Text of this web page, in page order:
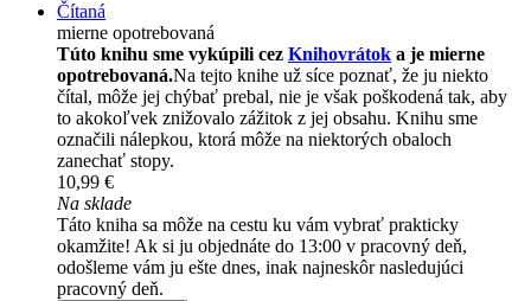
Čítaná
mierne opotrebovaná
Túto knihu sme vykúpili cez Knihovrátok a je mierne
opotrebovaná.Na tejto knihe už síce poznať, že ju niekto
čítal, môže jej chýbať prebal, nie je však poškodená tak, aby
to akokoľvek znižovalo zážitok z jej obsahu. Knihu sme
označili nálepkou, ktorá môže na niektorých obaloch
zanechať stopy.
10,99 €
Na sklade
Táto kniha sa môže na cestu ku vám vybrať prakticky
okamžite! Ak si ju objednáte do 13:00 v pracovný deň,
odošleme vám ju ešte dnes, inak najneskôr nasledujúci
pracovný deň.